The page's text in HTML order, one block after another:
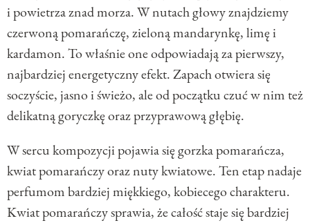
i powietrza znad morza. W nutach głowy znajdziemy
czerwoną pomarańczę, zieloną mandarynkę, limę i
kardamon. To właśnie one odpowiadają za pierwszy,
najbardziej energetyczny efekt. Zapach otwiera się
soczyście, jasno i świeżo, ale od początku czuć w nim też
delikatną goryczkę oraz przyprawową głębię.
W sercu kompozycji pojawia się gorzka pomarańcza,
kwiat pomarańczy oraz nuty kwiatowe. Ten etap nadaje
perfumom bardziej miękkiego, kobiecego charakteru.
Kwiat pomarańczy sprawia, że całość staje się bardziej